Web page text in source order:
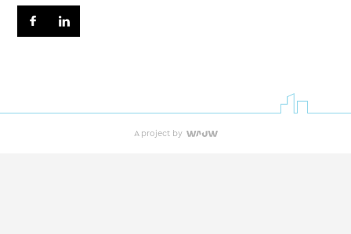
A project by